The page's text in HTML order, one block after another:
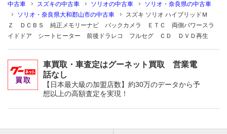
中古車 スズキの中古車 ソリオの中古車
ソリオ・奈良県の中古車
ソリオ・奈良県大和郡山市の中古車
スズキ ソリオ ハイブリッドＭ
Ｚ ＤＣＢＳ 純正メモリーナビ バックカメラ ＥＴＣ 両側パワースラ
イドドア シートヒーター 前後ドラレコ フルセグ ＣＤ ＤＶＤ再生
車買取・車査定はグーネット買取 営業電
話なし
【日本最大級の加盟店数】約30万のデータから予
想以上の高額査定を実現！